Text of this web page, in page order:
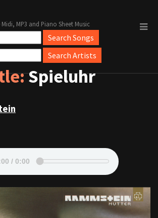
MP3 and Piano Sheet Music
Spieluhr